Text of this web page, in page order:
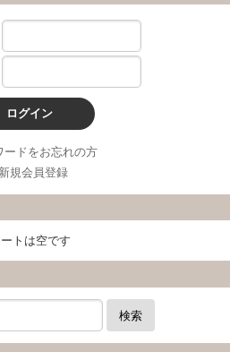
ログイン
ードをお忘れの方
新規会員登録
トは空です
検索